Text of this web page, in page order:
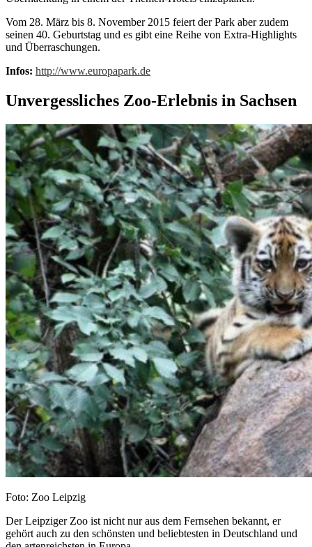
Vom 28. März bis 8. November 2015 feiert der Park aber zudem
seinen 40. Geburtstag und es gibt eine Reihe von Extra-Highlights
und Überraschungen.
Infos: http://www.europapark.de
Unvergessliches Zoo-Erlebnis in Sachsen
Foto: Zoo Leipzig
Der Leipziger Zoo ist nicht nur aus dem Fernsehen bekannt, er
gehört auch zu den schönsten und beliebtesten in Deutschland und